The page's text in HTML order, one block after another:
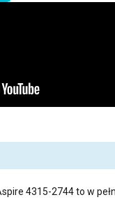
4315-2744to w